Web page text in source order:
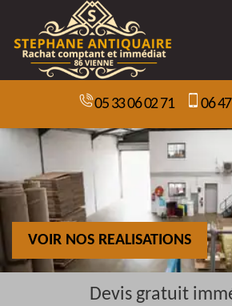
05 33 06 02 71 06
VOIR NOS REALISATIONS
Devis gratuit